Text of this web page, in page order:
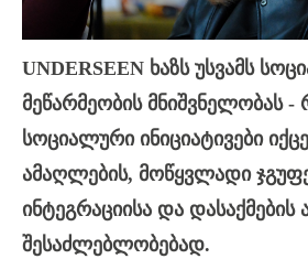
UNDERSEEN ხაზს უსვამს
მეწარმეობის მნიშვნელობას
სოციალური ინიციატივები
ამაღლების, მოწყვლადი
ინტეგრაციისა და დასაქმების
შესაძლებლობებად.